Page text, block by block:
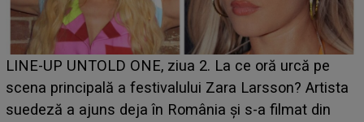
Ce a dezvăluit noua concurentă din "Casa Iubirii" l-a
luat prin surprindere pe Emanuel. CINE ESTE
BĂIATUL VIZAT de Alexandra?! Aflându-se în fața